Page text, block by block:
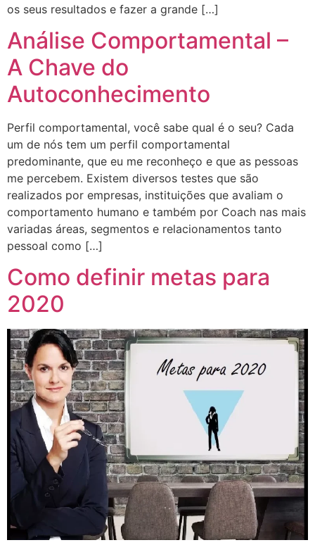
os seus resultados e fazer a grande […]
Análise Comportamental –
A Chave do
Autoconhecimento
Perfil comportamental, você sabe qual é o seu? Cada
um de nós tem um perfil comportamental
predominante, que eu me reconheço e que as pessoas
me percebem. Existem diversos testes que são
realizados por empresas, instituições que avaliam o
comportamento humano e também por Coach nas mais
variadas áreas, segmentos e relacionamentos tanto
pessoal como […]
Como definir metas para
2020